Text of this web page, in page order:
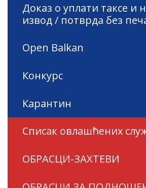
Доказ о уплати таксе и
извод / потврда без
Open Balkan
Конкурс
Карантин
Списак овлашћених
ОБРАСЦИ-ЗАХТЕВИ